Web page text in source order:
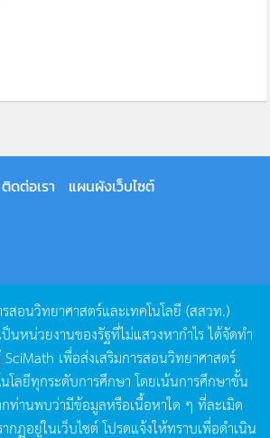
ติดต่อเรา
แผนผังเว็บไซต์
สอนวิทยาศาสตร์และเทคโนโลยี (สสวท.)
ป็นหน่วยงานของรัฐที่ไม่แสวงหากำไรได้จัดทำ
SciMath เพื่อส่งเสริมการสอนวิทยาศาสตร์
โลยีทุกระดับการศึกษา โดยเน้นการศึกษาขั้น
ท่านพบว่ามีข้อมูลหรือเนื้อหาใด ๆ ที่ละเมิด
ฏอยู่ในเว็บไซต์โปรดแจ้งให้ทราบเพื่อดำเนิน